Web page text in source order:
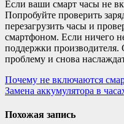
Если ваши смарт часы не
Попробуйте проверить
перезагрузить часы и
смартфоном. Если ничего
поддержки производителя.
проблему и снова
Навигация
по
записям
Почему не включаются
Замена аккумулятора в
Похожая запись